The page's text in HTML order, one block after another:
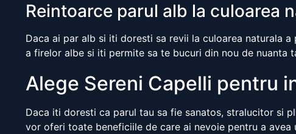
Reintoarce parul alb la culoarea
Daca ai par alb si iti doresti sa revii la culoarea naturala
a firelor albe si iti permite sa te bucuri din nou de nuanta
Alege Sereni Capelli pentru
Daca iti doresti ca parul tau sa fie sanatos, stralucitor si
vor oferi toate beneficiile de care ai nevoie pentru a